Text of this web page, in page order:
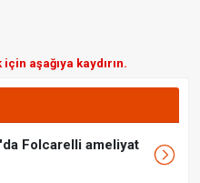
aşağıya kaydırın.
Folcarelli ameliyat